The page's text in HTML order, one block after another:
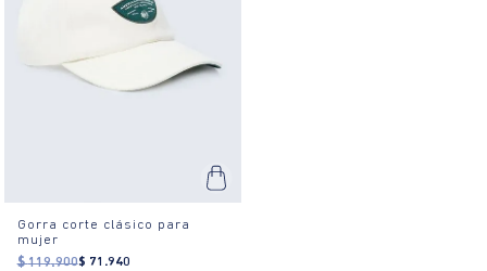
Gorra corte clásico para
mujer
$ 119.900$ 71 .940